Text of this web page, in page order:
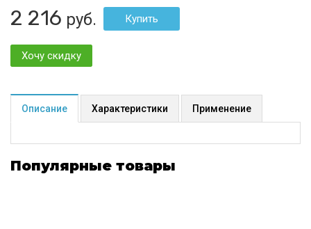
2 216 руб.
Хочу скидку
Описание Характеристики Применение
Популярные товары